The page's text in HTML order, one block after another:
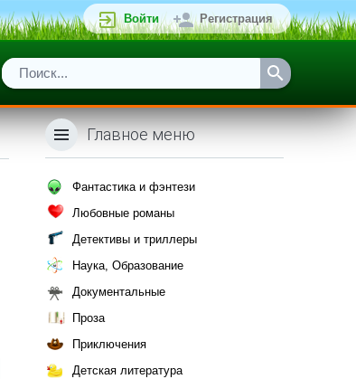
Войти Регистрация
Главное меню
Фантастика и фэнтези
Любовные романы
Детективы и триллеры
Наука, Образование
Документальные
Проза
Приключения
Детская литература